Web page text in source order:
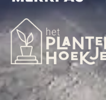
Om de beste ervaringen
zoals cookies om
raadplegen. Door in te
wij gegevens zoals
verwerken. Als je geen